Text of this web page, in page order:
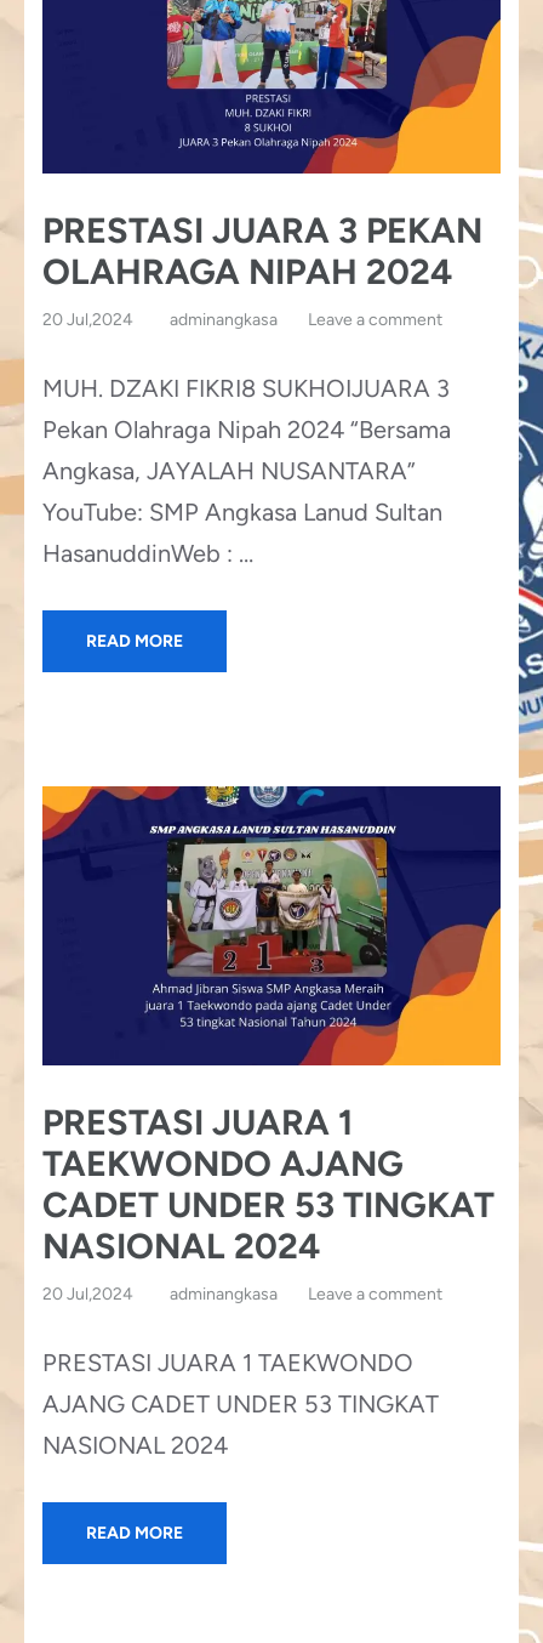
PRESTASI JUARA 3 PEKAN
OLAHRAGA NIPAH 2024
20 Jul,2024 adminangkasa Leave a comment
MUH. DZAKI FIKRI8 SUKHOIJUARA 3
Pekan Olahraga Nipah 2024 “Bersama
Angkasa, JAYALAH NUSANTARA”
YouTube: SMP Angkasa Lanud Sultan
HasanuddinWeb : …
READ MORE
PRESTASI JUARA 1
TAEKWONDO AJANG
CADET UNDER 53 TINGKAT
NASIONAL 2024
20 Jul,2024 adminangkasa Leave a comment
PRESTASI JUARA 1 TAEKWONDO
AJANG CADET UNDER 53 TINGKAT
NASIONAL 2024
READ MORE